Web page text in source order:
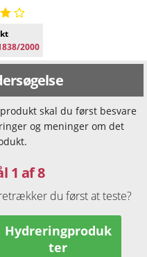
2000
skal du først besvare
og meninger om det
1 af 8
du først at teste?
Hydreringproduk
ter